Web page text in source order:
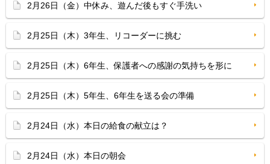
2月26日（金）中休み、遊んだ後もすぐ手洗い
2月25日（木）3年生、リコーダーに挑む
2月25日（木）6年生、保護者への感謝の気持ちを形に
2月25日（木）5年生、6年生を送る会の準備
2月24日（水）本日の給食の献立は？
2月24日（水）本日の朝会